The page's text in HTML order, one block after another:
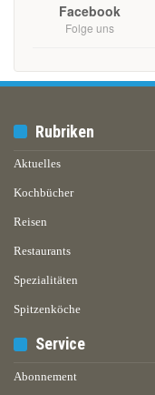
Facebook
Folge uns
Rubriken
Aktuelles
Kochbücher
Reisen
Restaurants
Spezialitäten
Spitzenköche
Service
Abonnement